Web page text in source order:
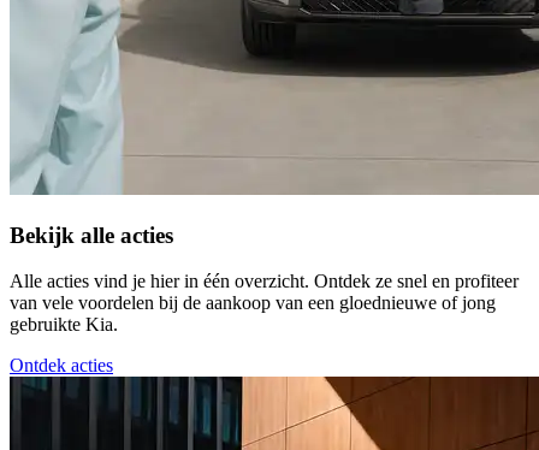
Bekijk alle acties
Alle acties vind je hier in één overzicht. Ontdek ze snel en profiteer
van vele voordelen bij de aankoop van een gloednieuwe of jong
gebruikte Kia.
Ontdek acties